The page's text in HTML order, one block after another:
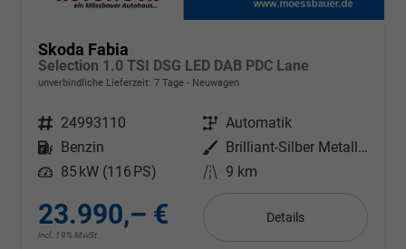
Skoda Fabia
Selection 1.0 TSI DSG LED DAB PDC Lane
unverbindliche Lieferzeit: 7 Tage Neuwagen
Fahrzeugnr. 24993110 Getriebe Automatik
Kraftstoff
Benzin Außenfarbe
Brilliant-Silber Metallic
Leistung 85 kW (116 PS) Kilometerstand 9 km
23.990,– €
incl. 19% MwSt.
Details